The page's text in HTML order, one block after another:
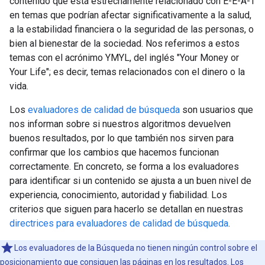
en temas que podrían afectar significativamente a la salud,
a la estabilidad financiera o la seguridad de las personas, o
bien al bienestar de la sociedad. Nos referimos a estos
temas con el acrónimo YMYL, del inglés "Your Money or
Your Life"; es decir, temas relacionados con el dinero o la
vida.
Los evaluadores de calidad de búsqueda son usuarios que
nos informan sobre si nuestros algoritmos devuelven
buenos resultados, por lo que también nos sirven para
confirmar que los cambios que hacemos funcionan
correctamente. En concreto, se forma a los evaluadores
para identificar si un contenido se ajusta a un buen nivel de
experiencia, conocimiento, autoridad y fiabilidad. Los
criterios que siguen para hacerlo se detallan en nuestras
directrices para evaluadores de calidad de búsqueda.
Los evaluadores de la Búsqueda no tienen ningún control sobre el
posicionamiento que consiguen las páginas en los resultados. Los